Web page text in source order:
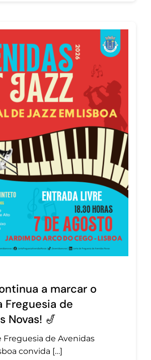
a marcar o
Freguesia de
Novas! 🎷
Freguesia de Avenidas
convida […]